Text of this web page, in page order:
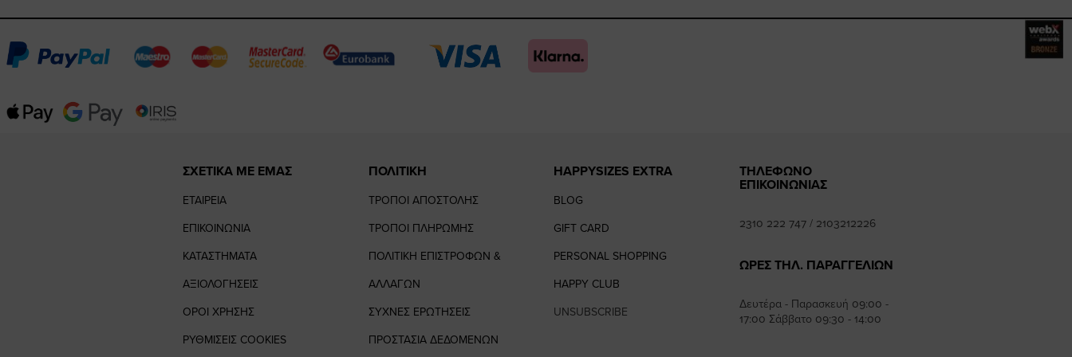
pagepagefeature=mhee
ΣΧΕΤΙΚΑ ΜΕ ΕΜΑΣ
ΕΤΑΙΡΕΙΑ
ΕΠΙΚΟΙΝΩΝΙΑ
ΚΑΤΑΣΤΗΜΑΤΑ
ΑΞΙΟΛΟΓΗΣΕΙΣ
ΟΡΟΙ ΧΡΗΣΗΣ
ΡΥΘΜΙΣΕΙΣ COOKIES
ΠΟΛΙΤΙΚΗ
ΤΡΟΠΟΙ ΑΠΟΣΤΟΛΗΣ
ΤΡΟΠΟΙ ΠΛΗΡΩΜΗΣ
ΠΟΛΙΤΙΚΗ ΕΠΙΣΤΡΟΦΩΝ &
ΑΛΛΑΓΩΝ
ΣΥΧΝΕΣ ΕΡΩΤΗΣΕΙΣ
ΠΡΟΣΤΑΣΙΑ ΔΕΔΟΜΕΝΩΝ
HAPPYSIZES EXTRA
BLOG
GIFT CARD
PERSONAL SHOPPING
HAPPY CLUB
UNSUBSCRIBE
ΤΗΛΕΦΩΝΟ
ΕΠΙΚΟΙΝΩΝΙΑΣ
2310 222 747 / 2103212226
ΩΡΕΣ ΤΗΛ. ΠΑΡΑΓΓΕΛΙΩΝ
Δευτέρα - Παρασκευή 09:00 -
17:00 Σάββατο 09:30 - 14:00